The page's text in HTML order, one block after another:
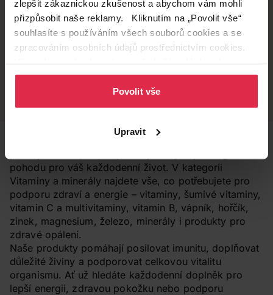
zlepšit zákaznickou zkušenost a abychom vám mohli
přizpůsobit naše reklamy. Kliknutím na „Povolit vše“
souhlasíte s používáním všech souborů cookies a se
zpracováním osobních údajů prostřednictvím cookies.
osobních údajů.
Povolit vše
Upravit
Doručení zdarma
při nákupu nad 1 200 Kč
Věrnostní slevy
ušetřete s Teta klubem
Vyzvednutí na
Široká síť prodejen
přes 500 prodejen po
Objevte vitaminy, minerály a doplňky stravy, které
pohodu pro váš každodenní život. V kategorii
Vitaminy a minerály najdete vše, co potřebujete pro
podporu zdraví a energie – vitaminy, šumivé vitaminy,
vitamin C a multivitaminy, vitamin B, vápník, hořčík,
zinek, magnesium, železo, minerály i produkty pro
zdravé opálení.
Naše produkty pomáhají posilovat imunitu, doplňovat
důležité živiny a podporovat celkovou vitalitu
organismu. Ať už hledáte každodenní doplněk pro
lepší energii, zdravou pokožku nebo podporu